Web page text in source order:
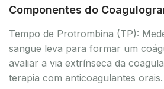
Componentes do
Tempo de Protrombina (TP):
sangue leva para formar um
avaliar a via extrínseca da
terapia com anticoagulantes orais.